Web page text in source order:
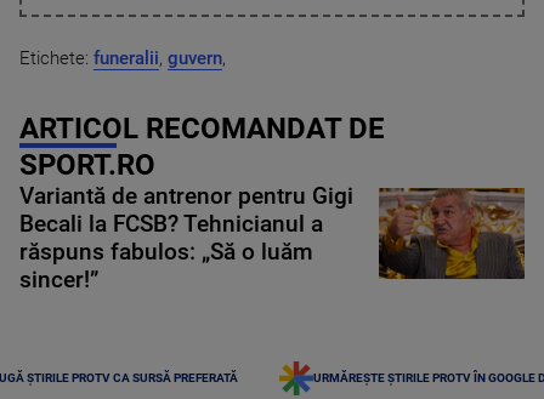
Etichete: funeralii, guvern,
ARTICOL RECOMANDAT DE
SPORT.RO
Variantă de antrenor pentru Gigi
Becali la FCSB? Tehnicianul a
răspuns fabulos: „Să o luăm
sincer!”
ȘTIRILE PROTV CA SURSĂ PREFERATĂ URMĂREȘTE ȘTIRILE PROTV ÎN GOOGLE